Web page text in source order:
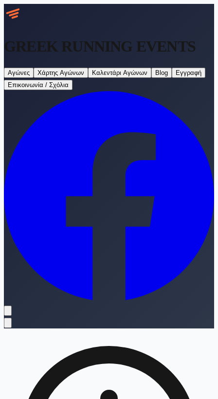
GREEK RUNNING EVENTS
Αγώνες Χάρτης Αγώνων Καλεντάρι Αγώνων Blog
Εγγραφή
Επικοινωνία / Σχόλια